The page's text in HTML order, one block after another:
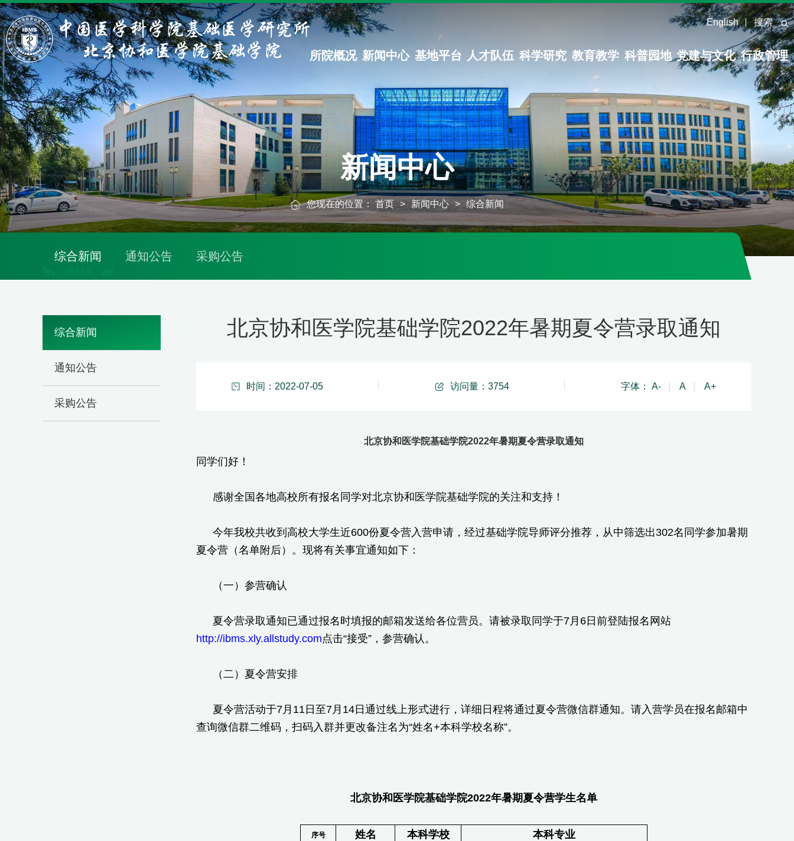
English 搜索
所院概况 新闻中心 基地平台 人才队伍 科学研究 教育教学 科普园地 党建与文化 行政管理
新闻中心
您现在的位置： 首页 > 新闻中心 > 综合新闻
综合新闻 通知公告 采购公告
综合新闻
通知公告
采购公告
北京协和医学院基础学院2022年暑期夏令营录取通知
时间：2022-07-05 访问量： 3754 字体： A- A A+
北京协和医学院基础学院2022年暑期夏令营录取通知
同学们好！
感谢全国各地高校所有报名同学对北京协和医学院基础学院的关注和支持！
今年我校共收到高校大学生近600份夏令营入营申请，经过基础学院导师评分推荐，从中筛选出302名同学参加暑期
夏令营（名单附后）。现将有关事宜通知如下：
（一）参营确认
夏令营录取通知已通过报名时填报的邮箱发送给各位营员。请被录取同学于7月6日前登陆报名网站
http://ibms.xly.allstudy.com点击“接受”，参营确认。
（二）夏令营安排
夏令营活动于7月11日至7月14日通过线上形式进行，详细日程将通过夏令营微信群通知。请入营学员在报名邮箱中
查询微信群二维码，扫码入群并更改备注名为“姓名+本科学校名称”。
北京协和医学院基础学院2022年暑期夏令营学生名单
序号 姓名 本科学校 本科专业